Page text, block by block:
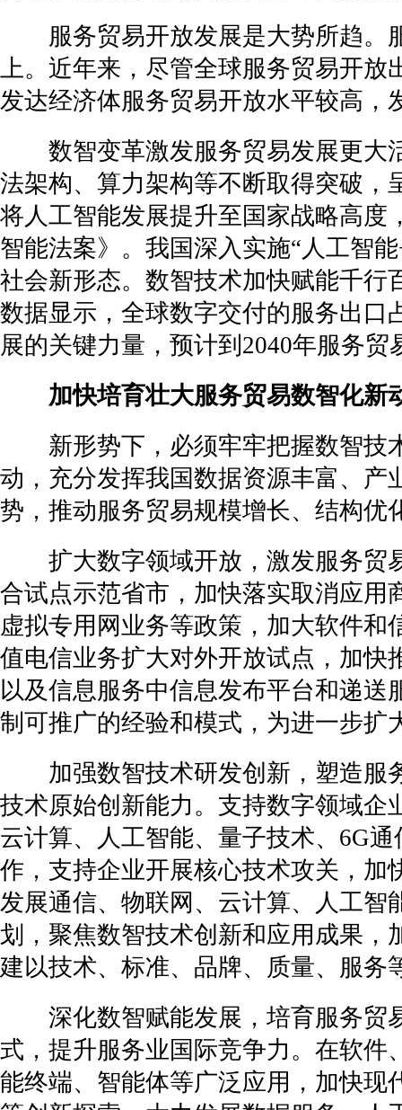
服务贸易开放发展是大势所趋。服
上。近年来，尽管全球服务贸易开放
发达经济体服务贸易开放水平较高，
数智变革激发服务贸易发展更大
法架构、算力架构等不断取得突破，
将人工智能发展提升至国家战略高度
智能法案》。我国深入实施“人工智
社会新形态。数智技术加快赋能千行
数据显示，全球数字交付的服务出口
展的关键力量，预计到2040年服务
加快培育壮大服务贸易数智化新
新形势下，必须牢牢把握数智技
动，充分发挥我国数据资源丰富、产
势，推动服务贸易规模增长、结构优
扩大数字领域开放，激发服务贸
合试点示范省市，加快落实取消应用
虚拟专用网业务等政策，加大软件
值电信业务扩大对外开放试点，加快
以及信息服务中信息发布平台和递
制可推广的经验和模式，为进一步扩
加强数智技术研发创新，塑造服
技术原始创新能力。支持数字领域企
云计算、人工智能、量子技术、6G
作，支持企业开展核心技术攻关，加
发展通信、物联网、云计算、人工智
划，聚焦数智技术创新和应用成果，
建以技术、标准、品牌、质量、服务
深化数智赋能发展，培育服务贸
式，提升服务业国际竞争力。在软件
能终端、智能体等广泛应用，加快现